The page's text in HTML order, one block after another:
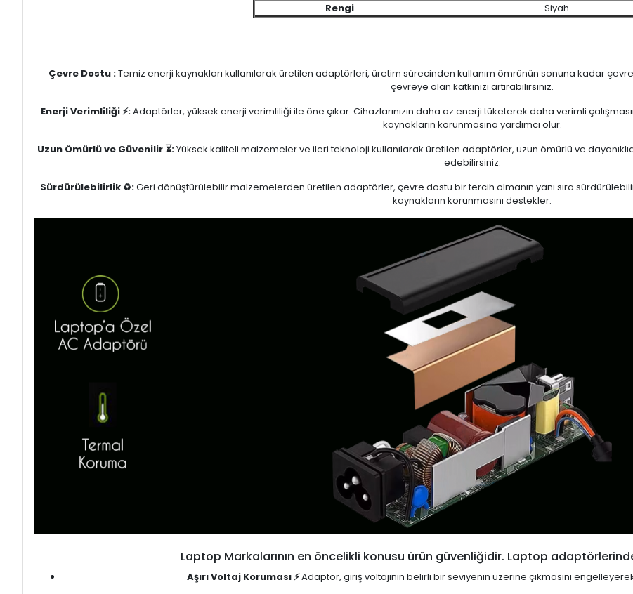
Rengi
Siyah
Çevre Dostu :Temiz enerji kaynakları kullanılarak üretilen adaptörleri, üretim sürecinden kullanım ömrünün sonuna kadar
çevreye olan katkınızı artırabilirsiniz.
Enerji Verimliliği ⚡:Adaptörler, yüksek enerji verimliliği ile öne çıkar. Cihazlarınızın daha az enerji tüketerek daha verimli
kaynakların korunmasına yardımcı olur.
Uzun Ömürlü ve Güvenilir ⏳:Yüksek kaliteli malzemeler ve ileri teknoloji kullanılarak üretilen adaptörler, uzun ömürlü ve
edebilirsiniz.
Sürdürülebilirlik ♻️:Geri dönüştürülebilir malzemelerden üretilen adaptörler, çevre dostu bir tercih olmanın yanı sıra
kaynakların korunmasını destekler.
Laptop Markalarının en öncelikli konusu ürün güvenliğidir. Laptop
Aşırı Voltaj Koruması ⚡Adaptör, giriş voltajının belirli bir seviyenin üzerine çıkmasını